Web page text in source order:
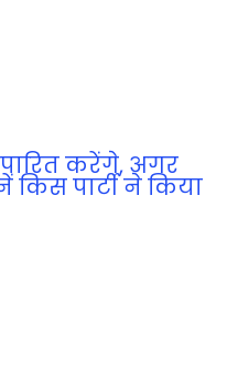
करेंगे, अगर
पार्टी ने किया